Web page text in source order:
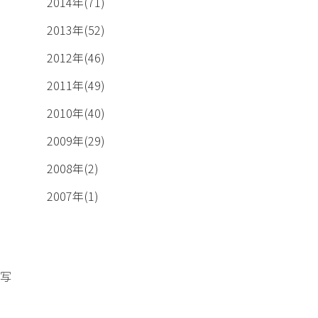
2013年(52)
2012年(46)
2011年(49)
2010年(40)
2009年(29)
2008年(2)
2007年(1)